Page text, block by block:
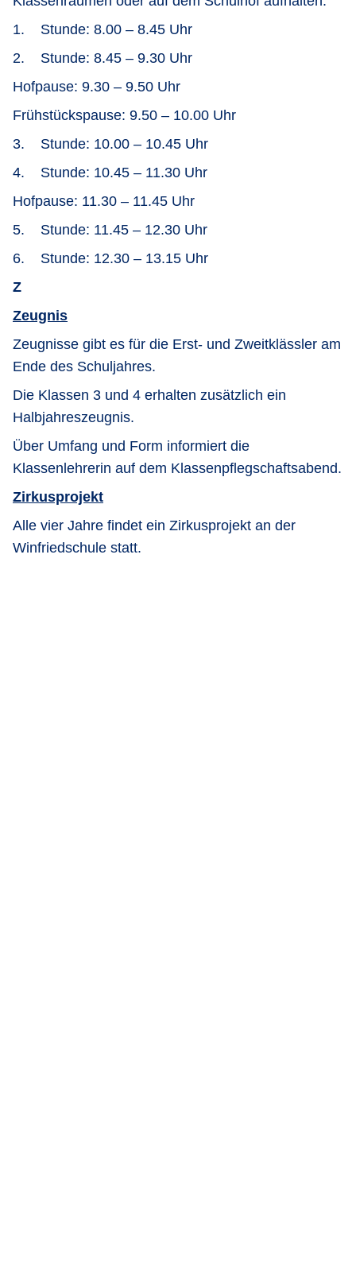
1. Stunde: 8.00 – 8.45 Uhr
2. Stunde: 8.45 – 9.30 Uhr
Hofpause: 9.30 – 9.50 Uhr
Frühstückspause: 9.50 – 10.00 Uhr
3. Stunde: 10.00 – 10.45 Uhr
4. Stunde: 10.45 – 11.30 Uhr
Hofpause: 11.30 – 11.45 Uhr
5. Stunde: 11.45 – 12.30 Uhr
6. Stunde: 12.30 – 13.15 Uhr
Z
Zeugnis
Zeugnisse gibt es für die Erst- und Zweitklässler am
Ende des Schuljahres.
Die Klassen 3 und 4 erhalten zusätzlich ein
Halbjahreszeugnis.
Über Umfang und Form informiert die
Klassenlehrerin auf dem Klassenpflegschaftsabend.
Zirkusprojekt
Alle vier Jahre findet ein Zirkusprojekt an der
Winfriedschule statt.